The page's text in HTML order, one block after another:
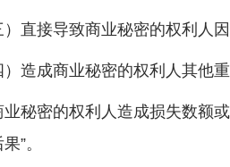
接导致商业秘密的权利人因
成商业秘密的权利人其他重
密的权利人造成损失数额或
”。